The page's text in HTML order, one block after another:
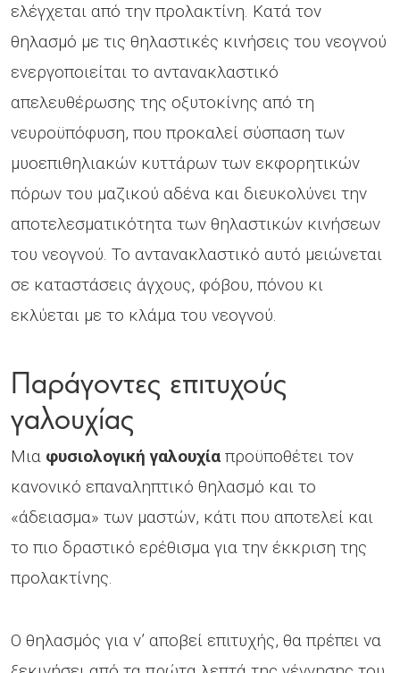
ελέγχεται από την προλακτίνη. Κατά τον
θηλασμό με τις θηλαστικές κινήσεις του νεογνού
ενεργοποιείται το αντανακλαστικό
απελευθέρωσης της οξυτοκίνης από τη
νευροϋπόφυση, που προκαλεί σύσπαση των
μυοεπιθηλιακών κυττάρων των εκφορητικών
πόρων του μαζικού αδένα και διευκολύνει την
αποτελεσματικότητα των θηλαστικών κινήσεων
του νεογνού. Το αντανακλαστικό αυτό μειώνεται
σε καταστάσεις άγχους, φόβου, πόνου κι
εκλύεται με το κλάμα του νεογνού.
Παράγοντες επιτυχούς
γαλουχίας
Μια φυσιολογική γαλουχία προϋποθέτει τον
κανονικό επαναληπτικό θηλασμό και το
«άδειασμα» των μαστών, κάτι που αποτελεί και
το πιο δραστικό ερέθισμα για την έκκριση της
προλακτίνης.
Ο θηλασμός για ν’ αποβεί επιτυχής, θα πρέπει να